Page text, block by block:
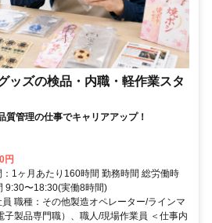
ッズの検品・内職・軽作業スタ
質管理の仕事でキャリアアップ！
円
1ヶ月あたり160時間 勤務時間 総労働時
9:30〜18:30(実働8時間)
職種：その他製造オペレーター/ラインマ
子製品専門職）、職人/現場作業員 ＜仕事内